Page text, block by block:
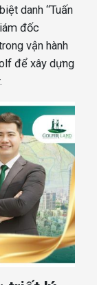
danh “Tuấn
đốc
vận hành
để xây dựng